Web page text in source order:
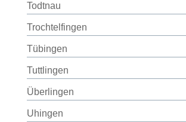
Todtnau
Trochtelfingen
Tübingen
Tuttlingen
Überlingen
Uhingen